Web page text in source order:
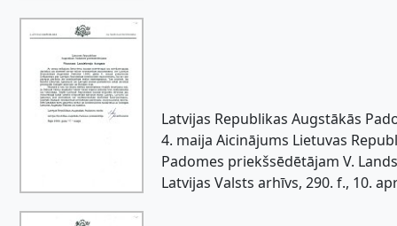
Latvijas Republikas Augstākās
4. maija Aicinājums Lietuvas
Padomes priekšsēdētājam V.
Latvijas Valsts arhīvs, 290. f., 10.